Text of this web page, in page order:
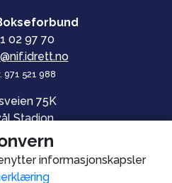
02 97 70
971 521 988
75K
Stadion
OSLO
informasjonskapsler